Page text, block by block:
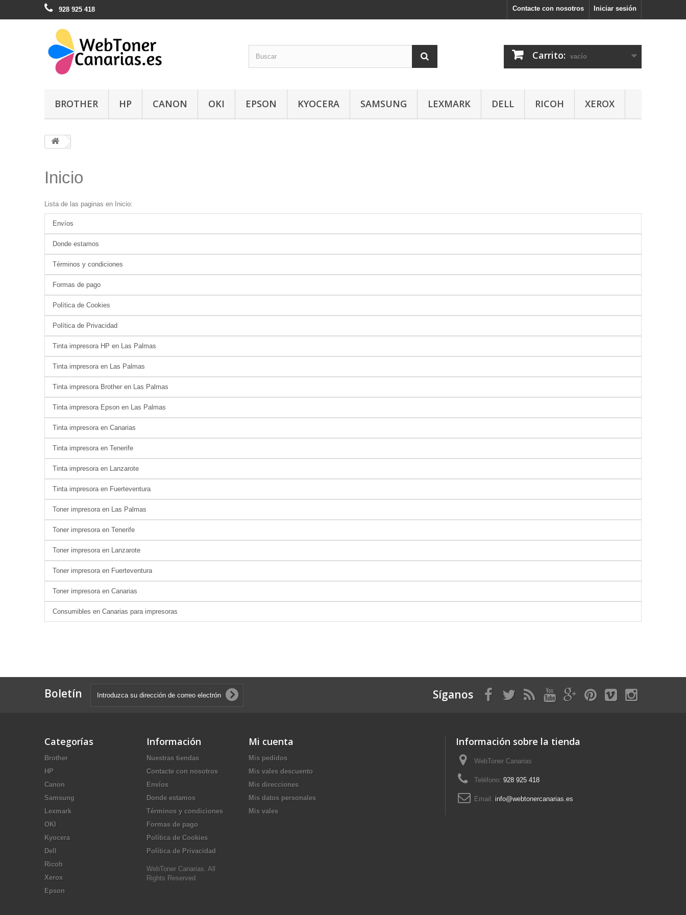
Iniciar sesión
Contacte con nosotros
928 925 418
Carrito: vacío
BROTHER HP CANON OKI EPSON KYOCERA SAMSUNG LEXMARK DELL RICOH XEROX
Inicio
Lista de las paginas en Inicio:
Envíos
Donde estamos
Términos y condiciones
Formas de pago
Política de Cookies
Política de Privacidad
Tinta impresora HP en Las Palmas
Tinta impresora en Las Palmas
Tinta impresora Brother en Las Palmas
Tinta impresora Epson en Las Palmas
Tinta impresora en Canarias
Tinta impresora en Tenerife
Tinta impresora en Lanzarote
Tinta impresora en Fuerteventura
Toner impresora en Las Palmas
Toner impresora en Tenerife
Toner impresora en Lanzarote
Toner impresora en Fuerteventura
Toner impresora en Canarias
Consumibles en Canarias para impresoras
Boletín Síganos
Categorías
Brother
HP
Canon
Samsung
Lexmark
OKI
Kyocera
Dell
Ricoh
Xerox
Epson
Información
Nuestras tiendas
Contacte con nosotros
Envíos
Donde estamos
Términos y condiciones
Formas de pago
Política de Cookies
Política de Privacidad
WebToner Canarias. All
Rights Reserved
Mi cuenta
Mis pedidos
Mis vales descuento
Mis direcciones
Mis datos personales
Mis vales
Información sobre la tienda
WebToner Canarias
Teléfono: 928 925 418
Email: info@webtonercanarias.es